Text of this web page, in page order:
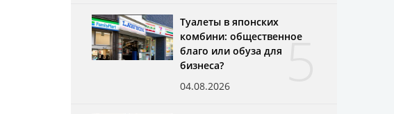
5
Туалеты в японских
комбини: общественное
благо или обуза для
бизнеса?
04.08.2026